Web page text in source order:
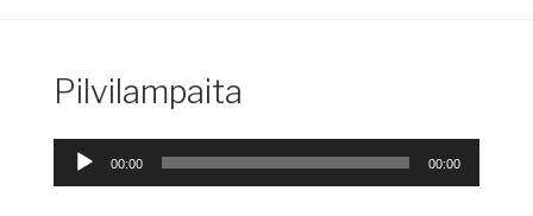
Pilvilampaita
Äänitoistin
00:00 00:00